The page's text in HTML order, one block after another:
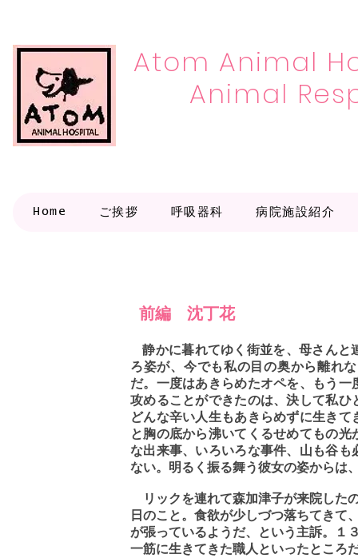
Atom Animal
Animal
Home ご挨拶 呼吸器科 病院施設紹介
静かに暮れてゆく街並を、母さん
ろ姿が、今でも私の目の奥から離れ
だ。一度はあきらめたオペを、もう
攻めることができたのは、決して私
どんな辛い人生もあきらめずに生き
と胸の底から沸いてくるせめてもの
な出来事、いろいろな事件、山も谷
ない。明るく振る舞う彼女の姿からは
リックを連れて森加津子が来院した
日のこと。食欲が少しづつ落ちてきて
が張っているようだ、という主訴。１
一筋に生きてきた職人といったところ
​前編 沈丁花